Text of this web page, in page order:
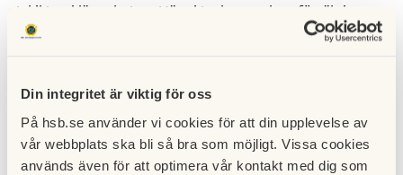
Din integritet är viktig för oss
På hsb.se använder vi cookies för att din upplevelse av
vår webbplats ska bli så bra som möjligt. Vissa cookies
används även för att optimera vår kontakt med dig som
ytskikten i lägenheten. När ni tecknar er hemförsäkring som
omfattar lösöret i lägenheten kan ni meddela ert
Här kan du läsa merom vad bostadsrättstillägg är och vad
det innebär för skillnader med en kollektiv eller individuell
sådan.